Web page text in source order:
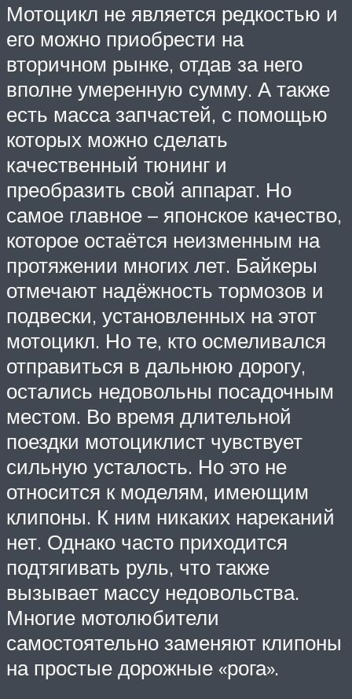
Мотоцикл не является редкостью и
его можно приобрести на
вторичном рынке, отдав за него
вполне умеренную сумму. А также
есть масса запчастей, с помощью
которых можно сделать
качественный тюнинг и
преобразить свой аппарат. Но
самое главное – японское качество,
которое остаётся неизменным на
протяжении многих лет. Байкеры
отмечают надёжность тормозов и
подвески, установленных на этот
мотоцикл. Но те, кто осмеливался
отправиться в дальнюю дорогу,
остались недовольны посадочным
местом. Во время длительной
поездки мотоциклист чувствует
сильную усталость. Но это не
относится к моделям, имеющим
клипоны. К ним никаких нареканий
нет. Однако часто приходится
подтягивать руль, что также
вызывает массу недовольства.
Многие мотолюбители
самостоятельно заменяют клипоны
на простые дорожные «рога».